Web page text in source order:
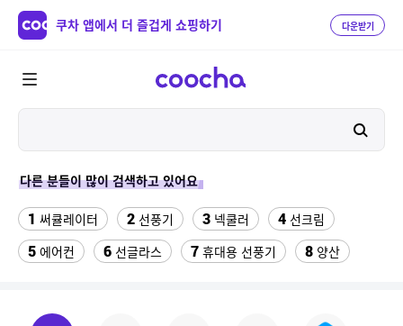
쿠차 앱에서 더 즐겁게 쇼핑하기 다운받기
다른 분들이 많이 검색하고 있어요
1 써큘레이터 2 선풍기 3 넥쿨러 4 선크림
5 에어컨 6 선글라스 7 휴대용 선풍기 8 양산
12 성인용세발자전거중고